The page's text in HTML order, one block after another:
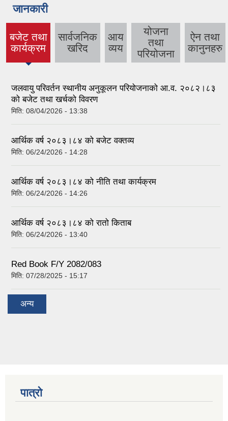
जानकारी
बजेट तथा
कार्यक्रम
(active
सार्वजनिक
खरिद
आय
व्यय
योजना
तथा
परियोजना
ऐन तथा
कानुनहरु
जलवायु परिवर्तन स्थानीय अनुकूलन परियोजनाको आ.व. २०८२।८३
को बजेट तथा खर्चको विवरण
मिति: 08/04/2026 - 13:38
आर्थिक वर्ष २०८३।८४ को बजेट वक्तव्य
मिति: 06/24/2026 - 14:28
आर्थिक वर्ष २०८३।८४ को नीति तथा कार्यक्रम
मिति: 06/24/2026 - 14:26
आर्थिक वर्ष २०८३।८४ को रातो किताब
मिति: 06/24/2026 - 13:40
Red Book F/Y 2082/083
मिति: 07/28/2025 - 15:17
अन्य
पात्रो